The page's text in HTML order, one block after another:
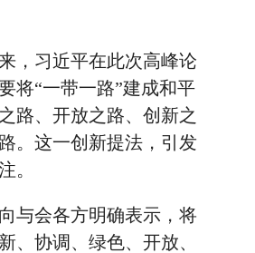
习近平在此次高峰论
将“一带一路”建成和平
路、开放之路、创新之
。这一创新提法，引发
。
会各方明确表示，将
、协调、绿色、开放、